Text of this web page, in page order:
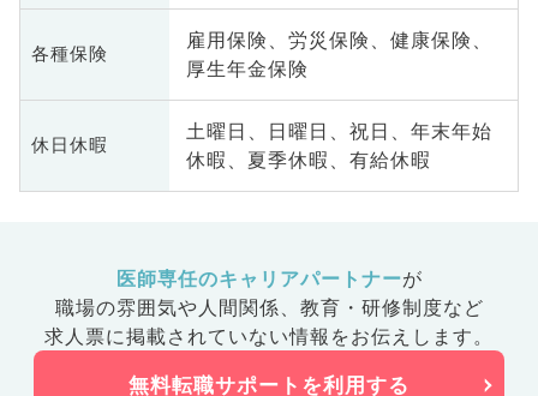
各種保険
雇用保険、労災保険、健康保険、
厚生年金保険
休日休暇
土曜日、日曜日、祝日、年末年始
休暇、夏季休暇、有給休暇
医師専任のキャリアパートナーが
職場の雰囲気や人間関係、 教育・研修制度など
求人票に掲載されていない情報をお伝えします。
無料転職サポートを利用する